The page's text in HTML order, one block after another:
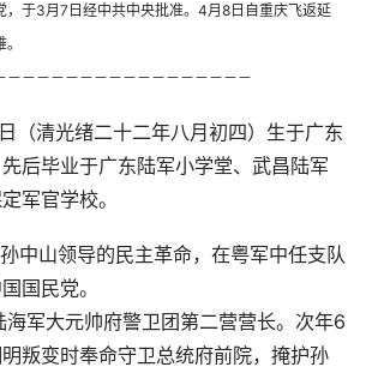
，于3月7日经中共中央批准。4月8日自重庆飞返延
－－－－－－－－－－－－－－－－－
（清光绪二十二年八月初四）生于广东
后毕业于广东陆军小学堂、武昌陆军
军官学校。
中山领导的民主革命，在粤军中任支队
国民党。
海军大元帅府警卫团第二营营长。次年6
叛变时奉命守卫总统府前院，掩护孙